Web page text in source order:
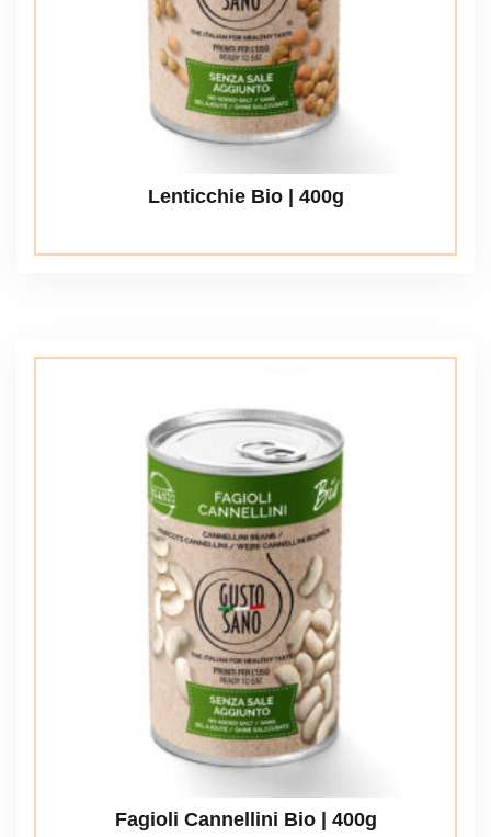
Lenticchie Bio | 400g
Fagioli Cannellini Bio | 400g